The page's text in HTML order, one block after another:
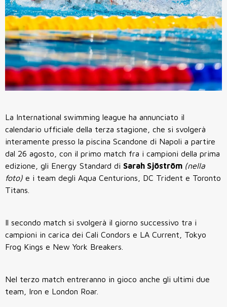
La International swimming league ha annunciato il
calendario ufficiale della terza stagione, che si svolgerà
interamente presso la piscina Scandone di Napoli a partire
dal 26 agosto, con il primo match fra i campioni della prima
edizione, gli Energy Standard di Sarah Sjöström (nella
foto) e i team degli Aqua Centurions, DC Trident e Toronto
Titans.
Il secondo match si svolgerà il giorno successivo tra i
campioni in carica dei Cali Condors e LA Current, Tokyo
Frog Kings e New York Breakers.
Nel terzo match entreranno in gioco anche gli ultimi due
team, Iron e London Roar.